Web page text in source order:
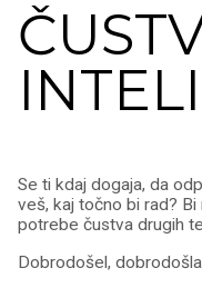
Se ti kdaj dogaja, da
veš, kaj točno bi rad?
potrebe čustva drugih
Dobrodošel,